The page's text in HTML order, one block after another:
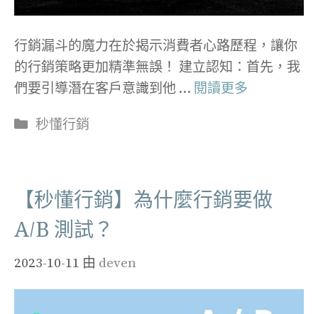
行銷漏斗的魔力在於揭示消費者心路歷程，讓你
的行銷策略更加精準無誤！ 建立認知：首先，我
們要引導潛在客戶意識到他 … 閱讀更多
分
秒懂行銷
【秒懂行銷】為什麼行銷要做
A/B 測試？
2023-10-11 由 deven